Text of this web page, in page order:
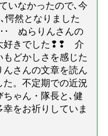
いなかったので､今
愕然となりました
･ ぬらりんさんの
好きでした❢❢ 介
どかしさを感じた
んさんの文章を読ん
。不定期での近況
ゃん・隊長と､健
をお祈りしていま